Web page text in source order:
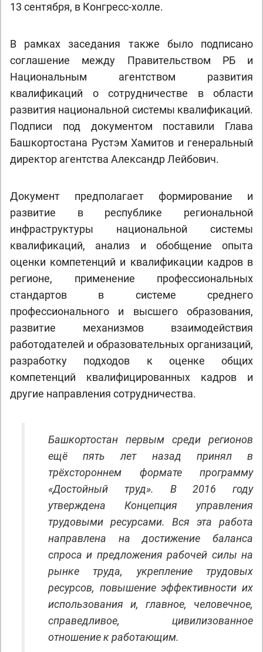
13 сентября, в Конгресс-холле.
В рамках заседания также было подписано
соглашение между Правительством РБ и
Национальным агентством развития
квалификаций о сотрудничестве в области
развития национальной системы квалификаций.
Подписи под документом поставили Глава
Башкортостана Рустэм Хамитов и генеральный
директор агентства Александр Лейбович.
Документ предполагает формирование и
развитие в республике региональной
инфраструктуры национальной системы
квалификаций, анализ и обобщение опыта
оценки компетенций и квалификации кадров в
регионе, применение профессиональных
стандартов в системе среднего
профессионального и высшего образования,
развитие механизмов взаимодействия
работодателей и образовательных организаций,
разработку подходов к оценке общих
компетенций квалифицированных кадров и
другие направления сотрудничества.
Башкортостан первым среди регионов
ещё пять лет назад принял в
трёхстороннем формате программу
«Достойный труд». В 2016 году
утверждена Концепция управления
трудовыми ресурсами. Вся эта работа
направлена на достижение баланса
спроса и предложения рабочей силы на
рынке труда, укрепление трудовых
ресурсов, повышение эффективности их
использования и, главное, человечное,
справедливое, цивилизованное
отношение к работающим.